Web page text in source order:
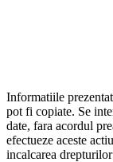
Informatiile
pot fi copiate. Se
date, fara acordul
efectueze aceste
incalcarea